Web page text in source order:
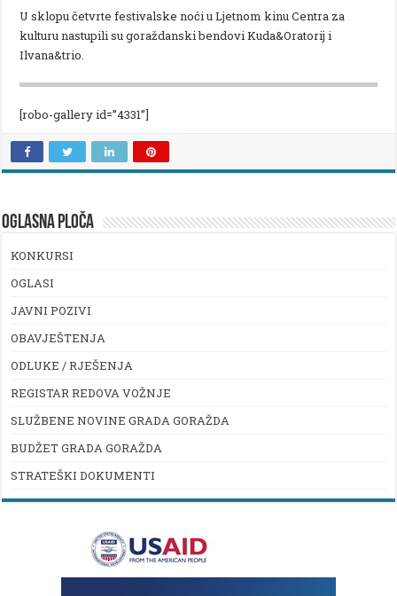
U sklopu četvrte festivalske noći u Ljetnom kinu Centra za
kulturu nastupili su goraždanski bendovi Kuda&Oratorij i
Ilvana&trio.
[robo-gallery id=”4331”]
OGLASNA PLOČA
KONKURSI
OGLASI
JAVNI POZIVI
OBAVJEŠTENJA
ODLUKE / RJEŠENJA
REGISTAR REDOVA VOŽNJE
SLUŽBENE NOVINE GRADA GORAŽDA
BUDŽET GRADA GORAŽDA
STRATEŠKI DOKUMENTI